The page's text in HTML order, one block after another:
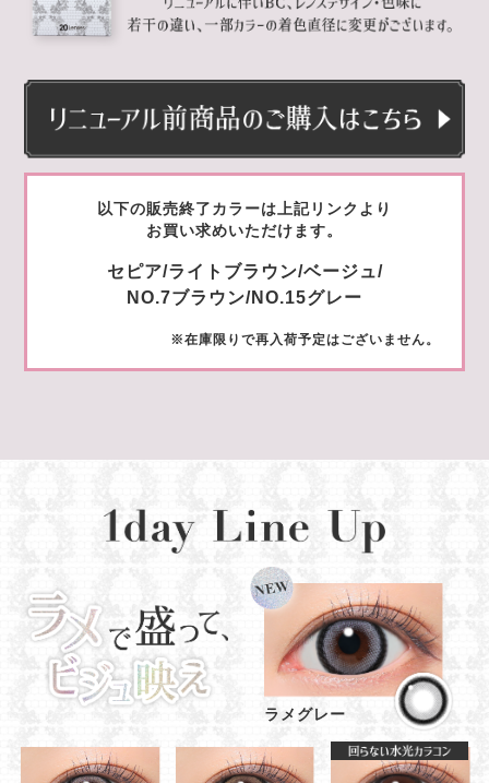
以下の販売終了カラーは上記リンクより
お買い求めいただけます。
セピア/ライトブラウン/ベージュ/
NO.7ブラウン/NO.15グレー
※在庫限りで再入荷予定はございません。
ラメグレー